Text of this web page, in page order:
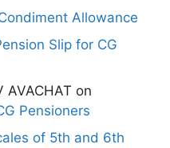
Allowance
Slip for CG
AVACHAT on
Pensioners
of 5th and 6th